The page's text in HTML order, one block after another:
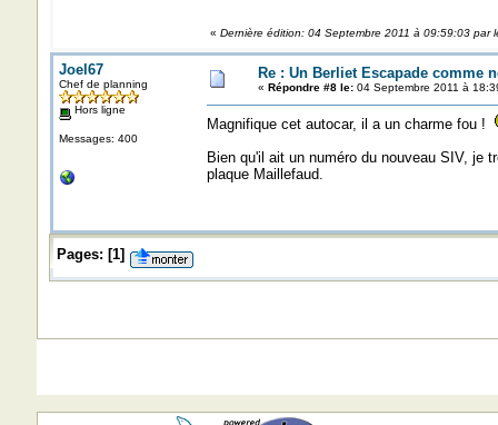
« Dernière édition: 04 Septembre 2011 à 09:59:03 par
Joel67
Chef de planning
Hors ligne
Messages: 400
Re : Un Berliet Escapade comme
« Répondre #8 le:04 Septembre 2011 à
Magnifique cet autocar, il a un charme fou !
Bien qu'il ait un numéro du nouveau SIV, je
plaque Maillefaud.
Pages: [1]